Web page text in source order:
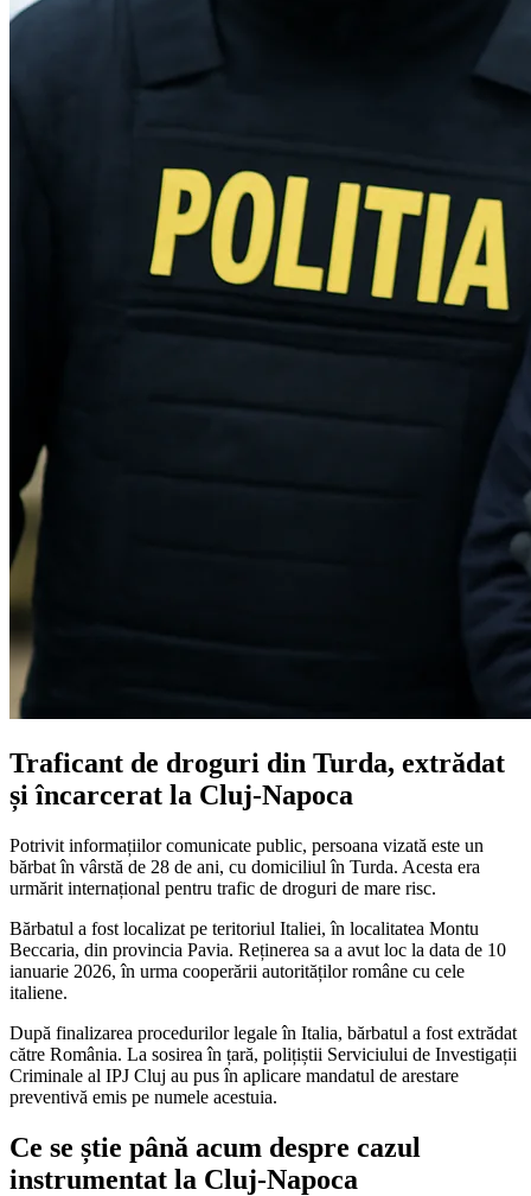
Traficant de droguri din Turda, extrădat
și încarcerat la Cluj-Napoca
Potrivit informațiilor comunicate public, persoana vizată este un
bărbat în vârstă de 28 de ani, cu domiciliul în Turda. Acesta era
urmărit internațional pentru trafic de droguri de mare risc.
Bărbatul a fost localizat pe teritoriul Italiei, în localitatea Montu
Beccaria, din provincia Pavia. Reținerea sa a avut loc la data de 10
ianuarie 2026, în urma cooperării autorităților române cu cele
italiene.
După finalizarea procedurilor legale în Italia, bărbatul a fost extrădat
către România. La sosirea în țară, polițiștii Serviciului de Investigații
Criminale al IPJ Cluj au pus în aplicare mandatul de arestare
preventivă emis pe numele acestuia.
Ce se știe până acum despre cazul
instrumentat la Cluj-Napoca